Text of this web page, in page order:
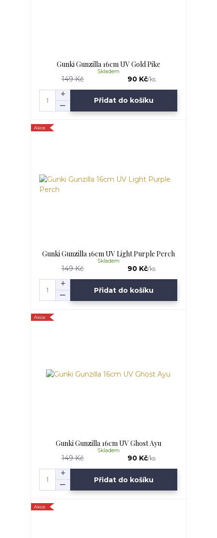
Gunki Gunzilla 16cm UV Gold Pike
149 Kč 90 Kč/ks
Skladem
Přidat do košíku
Akce
Gunki Gunzilla 16cm UV Light Purple Perch
149 Kč 90 Kč/ks
Skladem
Přidat do košíku
Akce
Gunki Gunzilla 16cm UV Ghost Ayu
149 Kč 90 Kč/ks
Skladem
Přidat do košíku
Akce